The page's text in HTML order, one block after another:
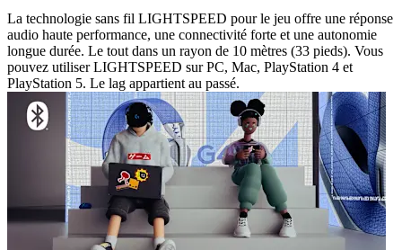
La technologie sans fil LIGHTSPEED pour le jeu offre une réponse
audio haute performance, une connectivité forte et une autonomie
longue durée. Le tout dans un rayon de 10 mètres (33 pieds). Vous
pouvez utiliser LIGHTSPEED sur PC, Mac, PlayStation 4 et
PlayStation 5. Le lag appartient au passé.